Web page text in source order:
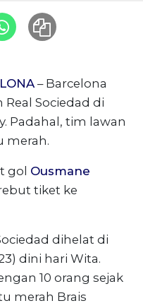
– Barcelona
Sociedad di
Padahal, tim lawan
merah.
gol Ousmane
tiket ke
dihelat di
dini hari Wita.
10 orang sejak
merah Brais